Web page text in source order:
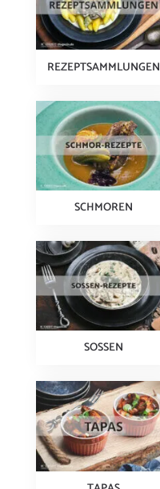
REZEPTSAMMLUNGEN
SCHMOREN
SOSSEN